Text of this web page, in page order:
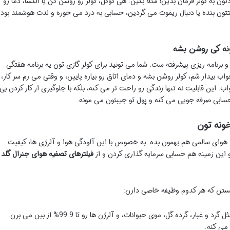
دستتون بنده یا دنبال ریموت می گردین، حسابی به درد می خوره و لذت هوشمند
کی روشن بشه
برنامه ریزی پیشرفته ست. شما می تونید برای کولر گازی تون یه برنامه هفتگی
بیدار شم، کولر روشن بشه و دمای اتاق رو بیاره پایین، و وقتی می رم سر کار،
۱۱ بره رو حالت خواب. این قابلیت نه تنها زندگی رو راحت تر می کنه، بلکه با جلوگیری از کار کردن
صرفه جویی می کنه و پول تو جیبتون می مونه.
تون
سالمی هم بهمون بده. به خصوص با این آلودگی هوا و آلرژی ها، کیفیت
زمینه هم حسابی سرمایه گذاری کردن و ازفیلترهای تصفیه هوای جنرال گلد
که هر کدوم وظیفه خاصی دارن:
این فیلترها، ذرات خیلی ریز مثل گرد و غبار، گرده گل، موی حیوانات، و آلرژن ها رو تا 99.9% از بین می برن.
می کنه.